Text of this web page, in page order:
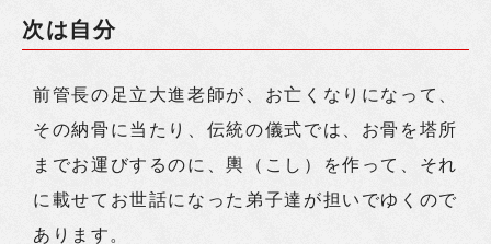
次は自分
前管長の足立大進老師が、お亡くなりになって、
その納骨に当たり、伝統の儀式では、お骨を塔所
までお運びするのに、輿（こし）を作って、それ
に載せてお世話になった弟子達が担いでゆくので
あります。